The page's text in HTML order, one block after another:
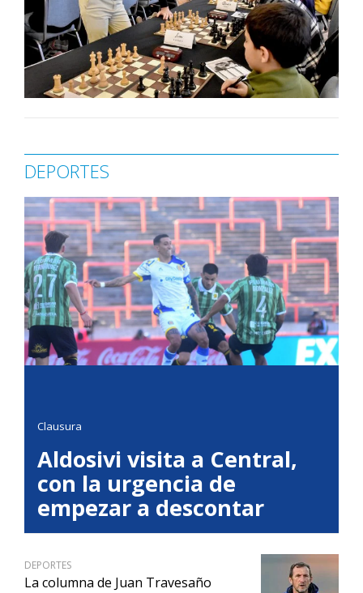
DEPORTES
Clausura
Aldosivi visita a Central,
con la urgencia de
empezar a descontar
DEPORTES
La columna de Juan Travesaño